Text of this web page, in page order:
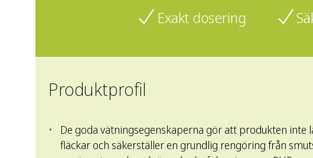
Exakt dosering
Produktprofil
De goda vätningsegenskaperna gör att produkten inte
fläckar och säkerställer en grundlig rengöring från